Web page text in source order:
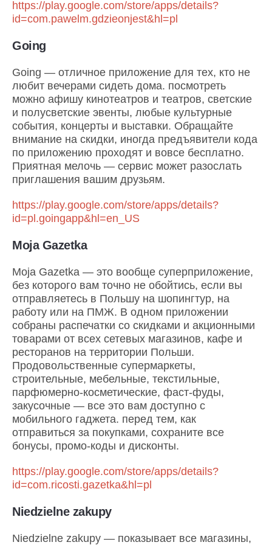
https://play.google.com/store/apps/details?
id=com.pawelm.gdzieonjest&hl=pl
Going
Going — отличное приложение для тех, кто не
любит вечерами сидеть дома. посмотреть
можно афишу кинотеатров и театров, светские
и полусветские эвенты, любые культурные
события, концерты и выставки. Обращайте
внимание на скидки, иногда предъявители кода
по приложению проходят и вовсе бесплатно.
Приятная мелочь — сервис может разослать
приглашения вашим друзьям.
https://play.google.com/store/apps/details?
id=pl.goingapp&hl=en_US
Moja Gazetka
Moja Gazetka — это вообще суперприложение,
без которого вам точно не обойтись, если вы
отправляетесь в Польшу на шопингтур, на
работу или на ПМЖ. В одном приложении
собраны распечатки со скидками и акционными
товарами от всех сетевых магазинов, кафе и
ресторанов на территории Польши.
Продовольственные супермаркеты,
строительные, мебельные, текстильные,
парфюмерно-косметические, фаст-фуды,
закусочные — все это вам доступно с
мобильного гаджета. перед тем, как
отправиться за покупками, сохраните все
бонусы, промо-коды и дисконты.
https://play.google.com/store/apps/details?
id=com.ricosti.gazetka&hl=pl
Niedzielne zakupy
Niedzielne zakupy — показывает все магазины,